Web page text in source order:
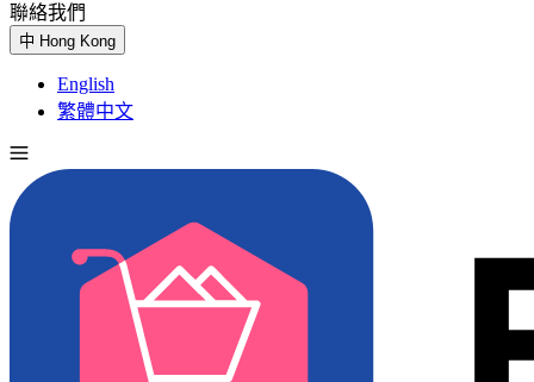
聯絡我們
中 Hong Kong
English
繁體中文